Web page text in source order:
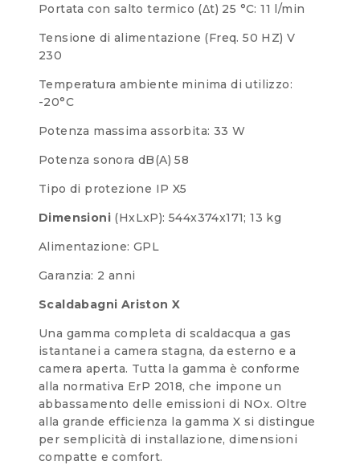
Portata con salto termico (Δt) 25 °C: 11 l/min
Tensione di alimentazione (Freq. 50 HZ) V
230
Temperatura ambiente minima di utilizzo:
-20°C
Potenza massima assorbita: 33 W
Potenza sonora dB(A) 58
Tipo di protezione IP X5
Dimensioni (HxLxP): 544x374x171; 13 kg
Alimentazione: GPL
Garanzia: 2 anni
Scaldabagni Ariston X
Una gamma completa di scaldacqua a gas
istantanei a camera stagna, da esterno e a
camera aperta. Tutta la gamma è conforme
alla normativa ErP 2018, che impone un
abbassamento delle emissioni di NOx. Oltre
alla grande efficienza la gamma X si distingue
per semplicità di installazione, dimensioni
compatte e comfort.